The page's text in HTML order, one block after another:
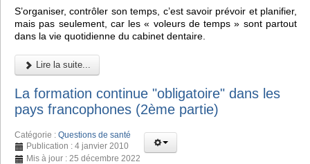
S’organiser, contrôler son temps, c’est savoir prévoir et planifier,
mais pas seulement, car les « voleurs de temps » sont partout
dans la vie quotidienne du cabinet dentaire.
Lire la suite...
La formation continue "obligatoire" dans les
pays francophones (2ème partie)
Catégorie : Questions de santé
Publication : 4 janvier 2010
Mis à jour : 25 décembre 2022